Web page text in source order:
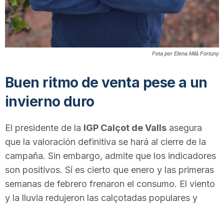
o
Feta per Elena Milà Fortuny
Buen ritmo de venta pese a un
invierno duro
El presidente de la IGP Calçot de Valls asegura
que la valoración definitiva se hará al cierre de la
campaña. Sin embargo, admite que los indicadores
son positivos. Sí es cierto que enero y las primeras
semanas de febrero frenaron el consumo. El viento
y la lluvia redujeron las calçotadas populares y